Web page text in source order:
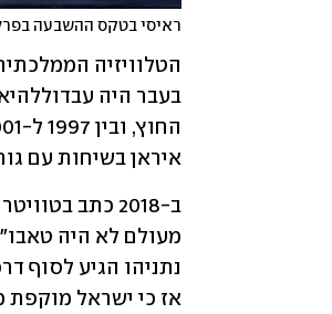
ראיסי בטקס ההשבעה
איראן בשיחות עם גורמים אמריקנים ב-
אז כי ישראל